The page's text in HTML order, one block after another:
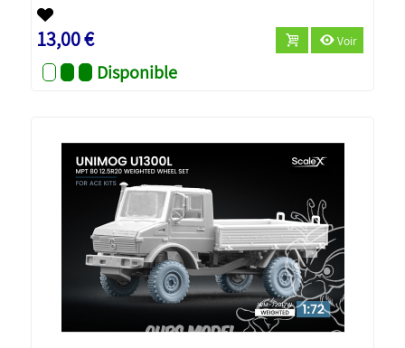
13,00 € Voir
Disponible